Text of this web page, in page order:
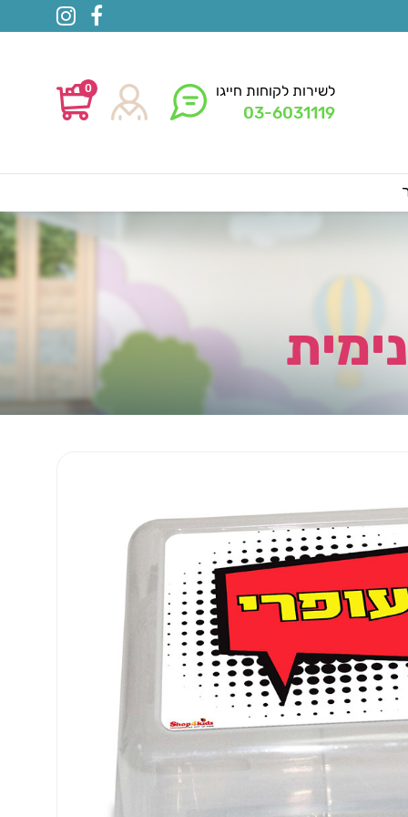
לשירות לקוחות חייגו
03-6031119
0